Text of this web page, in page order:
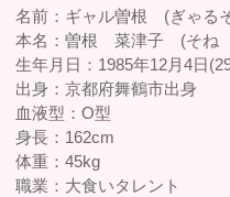
名前：ギャル曽根 (ぎゃる
本名：曽根 菜津子 (そね
生年月日：1985年12月4日
出身：京都府舞鶴市出身
血液型：O型
身長：162cm
体重：45kg
職業：大食いタレント